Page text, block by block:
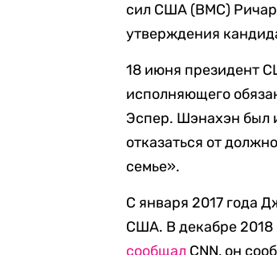
сил США (ВМС)
утверждения
18 июня президент
исполняющего
Эспер. Шэнахэн был
отказаться от
семье».
С января 2017 года
США. В декабре 2018
сообщал CNN, он